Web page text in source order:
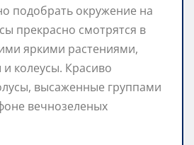
подобрать окружение на
прекрасно смотрятся в
яркими растениями,
колеусы. Красиво
высаженные группами
вечнозеленых